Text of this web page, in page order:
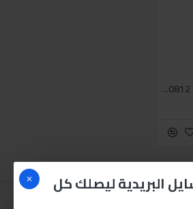
البريدية ليصلك كل
انجكو مفتاح كريك 1/2" HRTH0812